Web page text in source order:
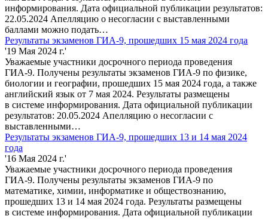
информирования. Дата официальной публикации результатов:
22.05.2024 Апелляцию о несогласии с выставленными
баллами можно подать…
Результаты экзаменов ГИА-9, прошедших 15 мая 2024 года
'19 Мая 2024 г.'
Уважаемые участники досрочного периода проведения
ГИА-9. Получены результаты экзаменов ГИА-9 по физике,
биологии и географии, прошедших 15 мая 2024 года, а также
английский язык от 7 мая 2024. Результаты размещены
в системе информирования. Дата официальной публикации
результатов: 20.05.2024 Апелляцию о несогласии с
выставленными…
Результаты экзаменов ГИА-9, прошедших 13 и 14 мая 2024
года
'16 Мая 2024 г.'
Уважаемые участники досрочного периода проведения
ГИА-9. Получены результаты экзаменов ГИА-9 по
математике, химии, информатике и обществознанию,
прошедших 13 и 14 мая 2024 года. Результаты размещены
в системе информирования. Дата официальной публикации